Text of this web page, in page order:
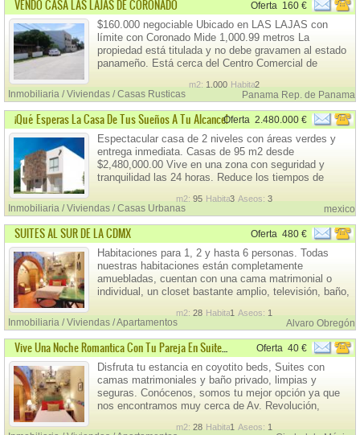
VENDO CASA LAS LAJAS DE CORONADO Oferta 160 €
$160.000 negociable Ubicado en LAS LAJAS con
límite con Coronado Mide 1,000.99 metros La
propiedad está titulada y no debe gravamen al estado
panameño. Está cerca del Centro Comercial de
minutos en carro A 3 minutos caminando de la
carretera panamericana La casa tiene luz eléctrica,
agua comuni
Inmobiliaria / Viviendas / Casas Rusticas Panama Rep. de Panama
m2: 1.000 Habitaciones:
2
¡Qué Esperas La Casa De Tus Sueños A Tu Alcance!Oferta 2.480.000 €
Espectacular casa de 2 niveles con áreas verdes y
entrega inmediata. Casas de 95 m2 desde
$2,480,000.00 Vive en una zona con seguridad y
tranquilidad las 24 horas. Reduce los tiempos de
El proyecto incluye: Planta Baja -Agradable jardín -
Estacionamiento para 2 autos -Amplia sala-comedor
Inmobiliaria / Viviendas / Casas Urbanas mexico
m2: 95 Habitaciones:
3 Aseos: 3
SUITES AL SUR DE LA CDMX Oferta 480 €
Habitaciones para 1, 2 y hasta 6 personas. Todas
nuestras habitaciones están completamente
amuebladas, cuentan con una cama matrimonial o
individual, un closet bastante amplio, televisión, baño,
microondas, utensilios básicos de cocina y pequeño
comedor.
Inmobiliaria / Viviendas / Apartamentos Alvaro Obregón
m2: 28 Habitaciones:
1 Aseos: 1
Vive Una Noche Romantica Con Tu Pareja En Suites Portal Oferta 40 €
Disfruta tu estancia en coyotito beds, Suites con
camas matrimoniales y baño privado, limpias y
seguras. Conócenos, somos tu mejor opción ya que
nos encontramos muy cerca de Av. Revolución,
comerciales.
m2: 28 Habitaciones:
1 Aseos: 1